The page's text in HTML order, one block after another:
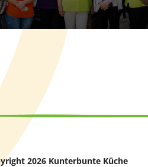
2026 Kunterbunte Küche